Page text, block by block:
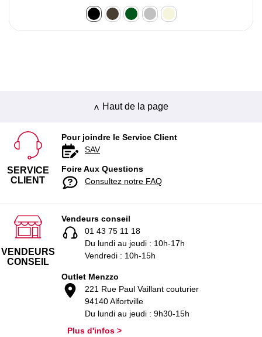
Haut de la page
SERVICE
CLIENT
Pour joindre le Service Client
SAV
Foire Aux Questions
Consultez notre FAQ
VENDEURS
CONSEIL
Vendeurs conseil
01 43 75 11 18
Du lundi au jeudi : 10h-17h
Vendredi : 10h-15h
Outlet Menzzo
221 Rue Paul Vaillant couturier
94140 Alfortville
Du lundi au jeudi : 9h30-15h
Plus d'infos >